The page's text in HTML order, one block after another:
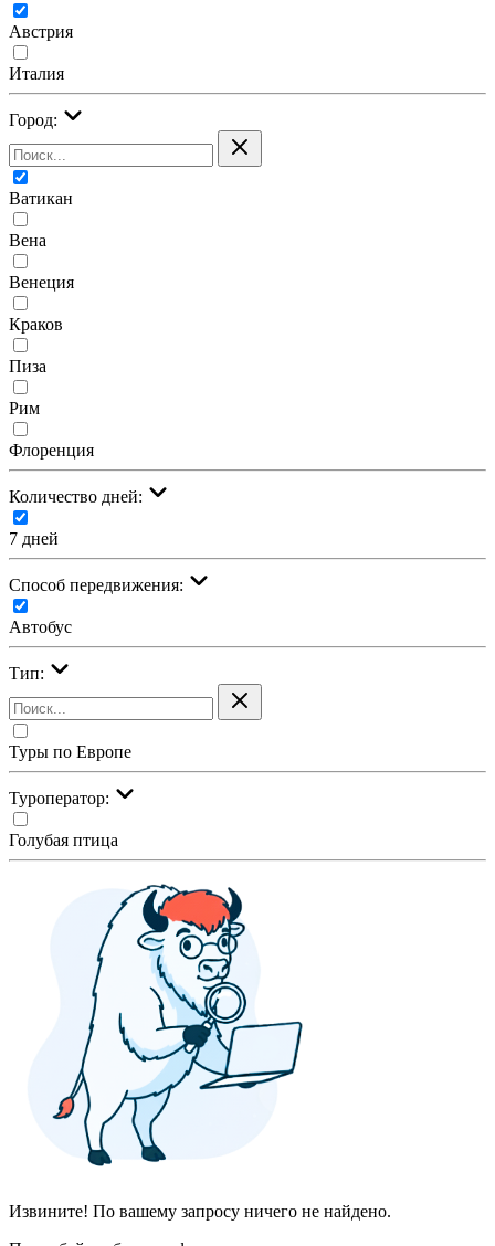
Австрия
Италия
Город:
Ватикан
Вена
Венеция
Краков
Пиза
Рим
Флоренция
Количество дней:
7 дней
Cпособ передвижения:
Автобус
Тип:
Туры по Европе
Туроператор:
Голубая птица
Извините! По вашему запросу ничего не найдено.